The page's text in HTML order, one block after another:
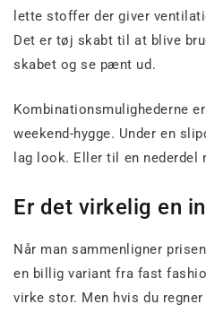
lette stoffer der giver
Det er tøj skabt til at blive
skabet og se pænt ud.
Kombinationsmulighederne
weekend-hygge. Under en
lag look. Eller til en nederdel
Er det virkelig en
Når man sammenligner
en billig variant fra fast
virke stor. Men hvis du